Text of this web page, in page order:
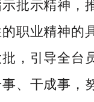
批示精神，
职业精神的
，引导全台
、干成事，